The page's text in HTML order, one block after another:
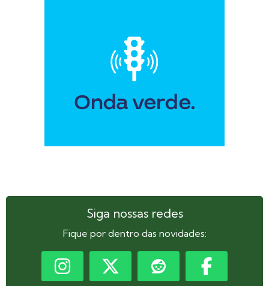
Siga nossas redes
Fique por dentro das novidades: